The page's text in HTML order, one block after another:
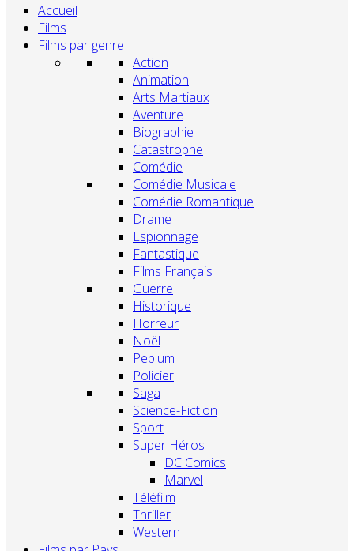
Accueil
Films
Films par genre
Action
Animation
Arts Martiaux
Aventure
Biographie
Catastrophe
Comédie
Comédie Musicale
Comédie Romantique
Drame
Espionnage
Fantastique
Films Français
Guerre
Historique
Horreur
Noël
Peplum
Policier
Saga
Science-Fiction
Sport
Super Héros
DC Comics
Marvel
Téléfilm
Thriller
Western